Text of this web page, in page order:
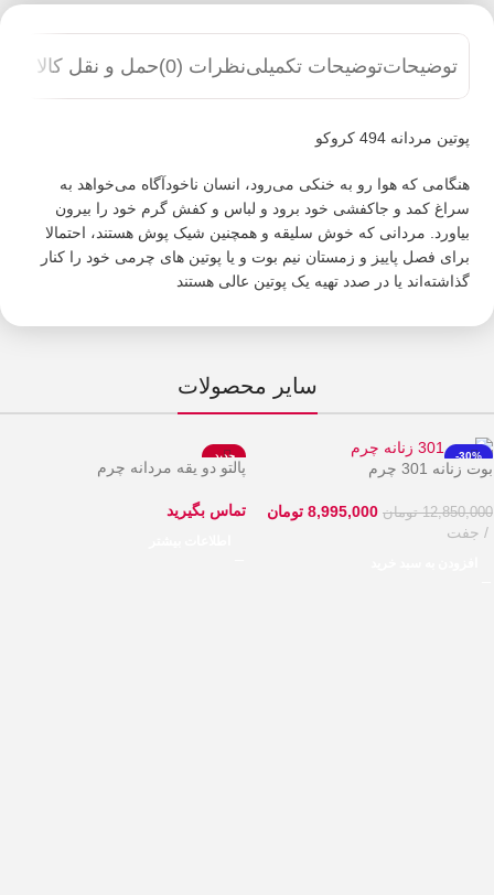
توضیحاتتوضیحات تکمیلینظرات (0) حمل و نقل کالا
پوتین مردانه 494 کروکو
هنگامی که هوا رو به خنکی می‌رود، انسان ناخودآگاه می‌خواهد به
سراغ کمد و جاکفشی خود برود و لباس و کفش گرم خود را بیرون
بیاورد. مردانی که خوش سلیقه و همچنین شیک پوش هستند، احتمالا
برای فصل پاییز و زمستان نیم بوت و یا پوتین های چرمی خود را کنار
گذاشته‌اند یا در صدد تهیه یک پوتین عالی هستند
سایر محصولات
-30%
بوت زنانه 301 چرم
12,850,000 تومان 8,995,000 تومان
جفت
جدید
پالتو دو یقه مردانه چرم
تماس بگیرید